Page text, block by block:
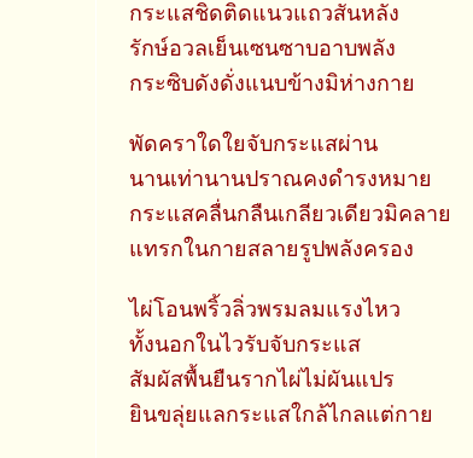
กระแสชิดติดแนวแถวสันหลัง
รักษ์อวลเย็นเซนซาบอาบพลัง
กระซิบดังดั่งแนบข้างมิห่างกาย
พัดคราใดใยจับกระแสผ่าน
นานเท่านานปราณคงดำรงหมาย
กระแสคลื่นกลืนเกลียวเดียวมิคลาย
แทรกในกายสลายรูปพลังครอง
ไผ่โอนพริ้วลิ่วพรมลมแรงไหว
ทั้งนอกในไวรับจับกระแส
สัมผัสพื้นยืนรากไผ่ไม่ผันแปร
ยินขลุ่ยแลกระแสใกล้ไกลแต่กาย